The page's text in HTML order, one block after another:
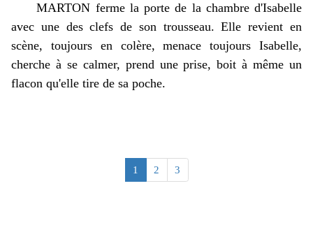
MARTON ferme la porte de la chambre d'Isabelle
avec une des clefs de son trousseau. Elle revient en
scène, toujours en colère, menace toujours Isabelle,
cherche à se calmer, prend une prise, boit à même un
flacon qu'elle tire de sa poche.
1 2 3